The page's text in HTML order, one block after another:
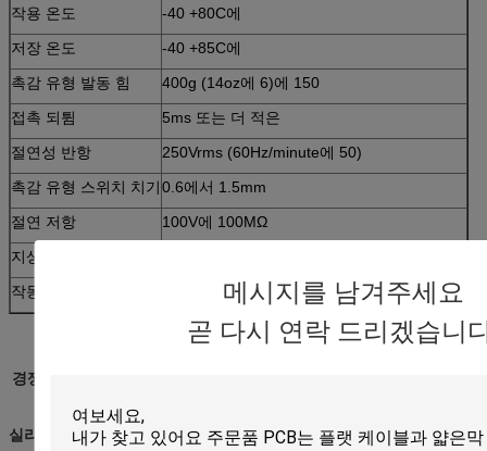
메시지를 남겨주세요
곧 다시 연락 드리겠습니
작용 온도
-40 +80C에
저장 온도
-40 +85C에
촉감 유형 발동 힘
400g (14oz에 6)에 150
접촉 되튐
5ms 또는 더 적은
절연성 반항
250Vrms (60Hz/minute에 50)
촉감 유형 스위치 치기0.6에서 1.5mm
절연 저항
100V에 100MΩ
지상 경도
작동 습도
240 시간 동안 95%RH에 90 (40C에)
경쟁 이점
실리콘고무 조형과 키패드